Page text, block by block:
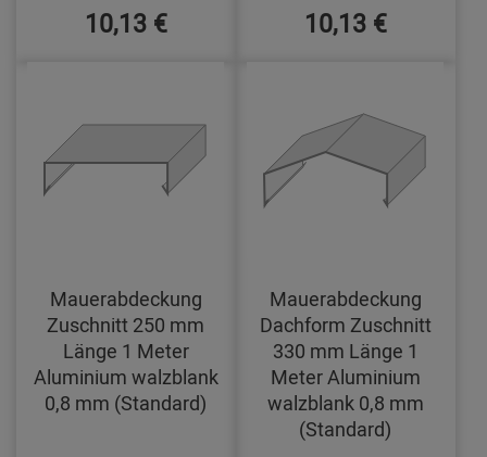
10,13 € 10,13 €
Mauerabdeckung
Zuschnitt 250 mm
Länge 1 Meter
Aluminium walzblank
0,8 mm (Standard)
Mauerabdeckung
Dachform Zuschnitt
330 mm Länge 1
Meter Aluminium
walzblank 0,8 mm
(Standard)